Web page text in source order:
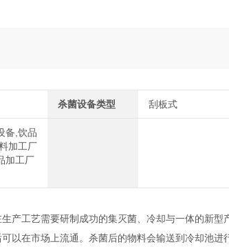
杀菌设备类型 刮板式
备,饮品
加工厂
加工厂
工艺需要研制成功的集灭菌、冷却与一体的新型
以在市场上流通。杀菌后的物料会输送到冷却池进